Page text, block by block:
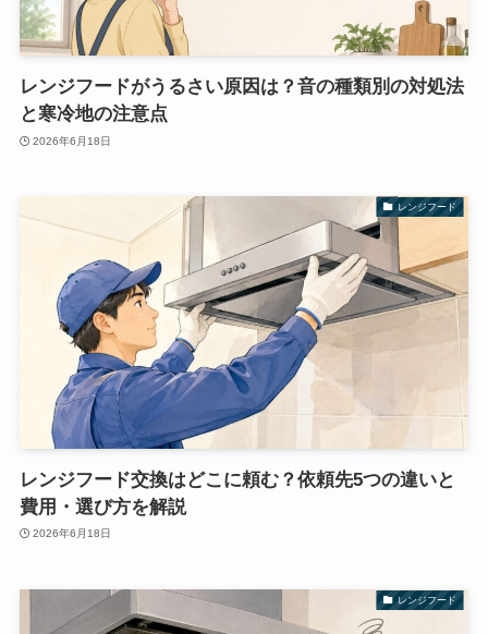
レンジフードがうるさい原因は？音の種類別の対処法
と寒冷地の注意点
2026年6月18日
レンジフード
レンジフード交換はどこに頼む？依頼先5つの違いと
費用・選び方を解説
2026年6月18日
レンジフード